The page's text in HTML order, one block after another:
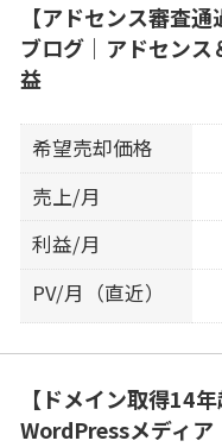
【アドセンス審査
ブログ｜アドセンス
益
希望売却価格
売上/月
利益/月
PV/月（直近）
【ドメイン取得14
WordPressメディア